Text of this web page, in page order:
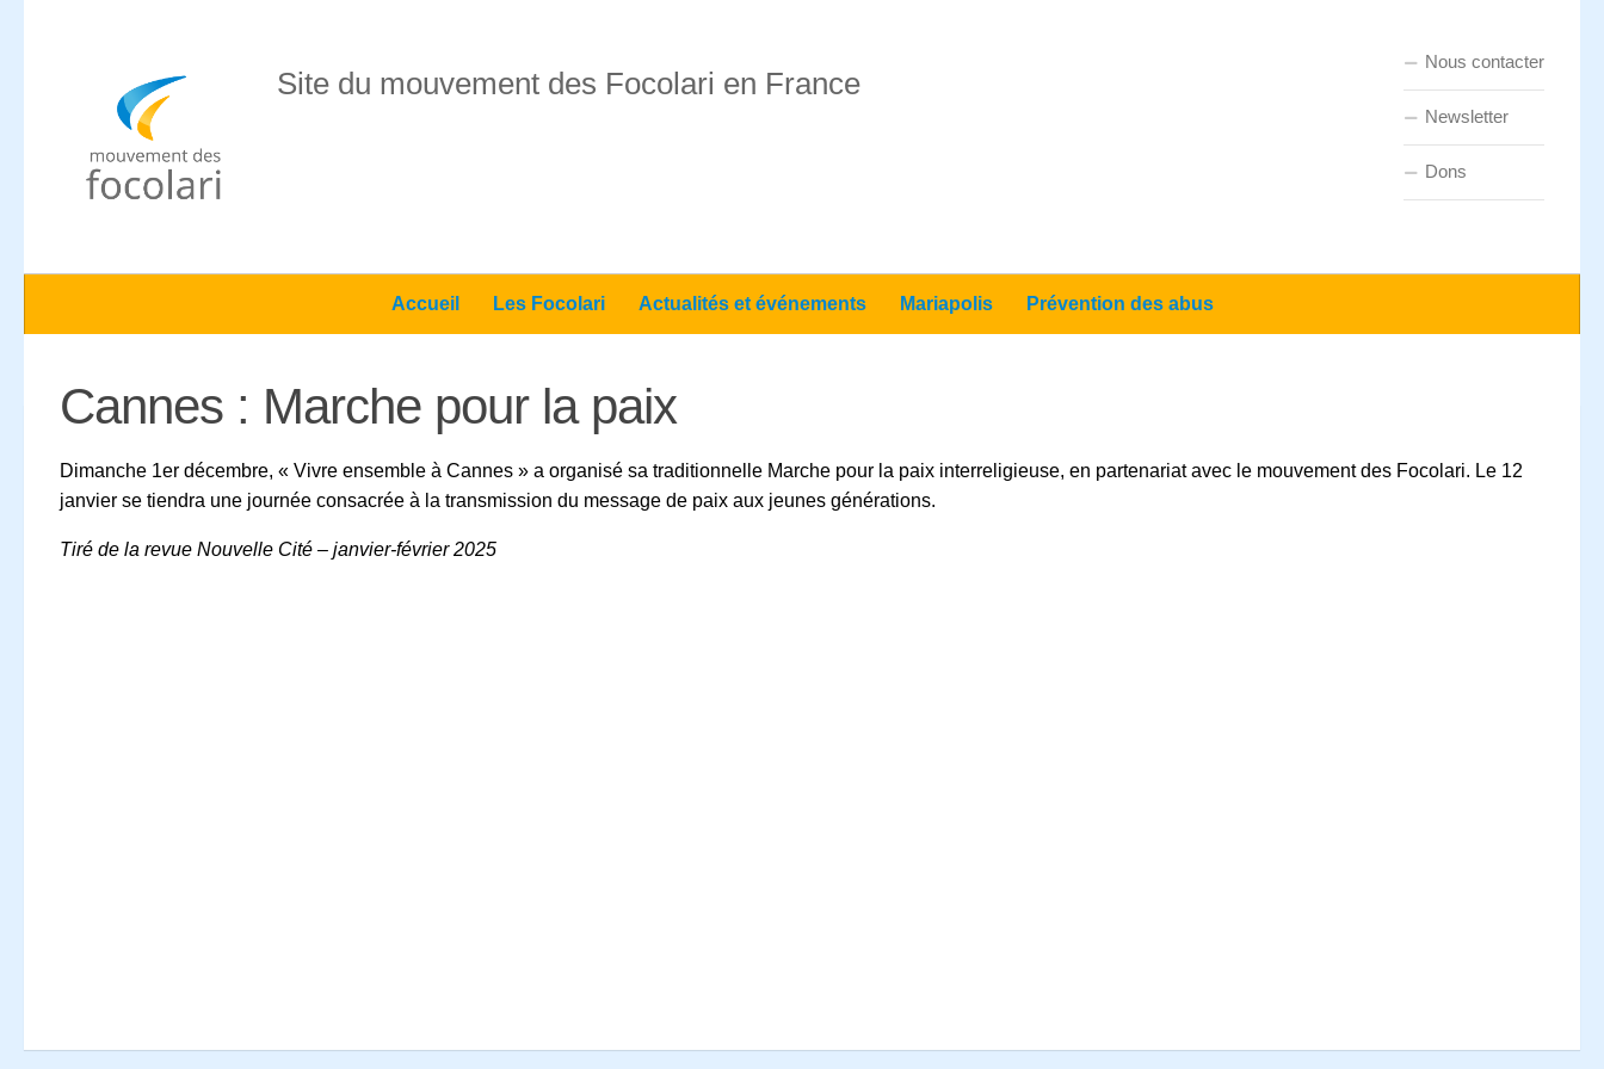
Site du mouvement des Focolari en France
Nous contacter
Newsletter
Dons
Accueil Les Focolari Actualités et événements Mariapolis Prévention des abus
Cannes : Marche pour la paix
Dimanche 1er décembre, « Vivre ensemble à Cannes » a organisé sa traditionnelle Marche pour la paix interreligieuse, en partenariat avec le mouvement des Focolari. Le 12
janvier se tiendra une journée consacrée à la transmission du message de paix aux jeunes générations.
Tiré de la revue Nouvelle Cité – janvier-février 2025